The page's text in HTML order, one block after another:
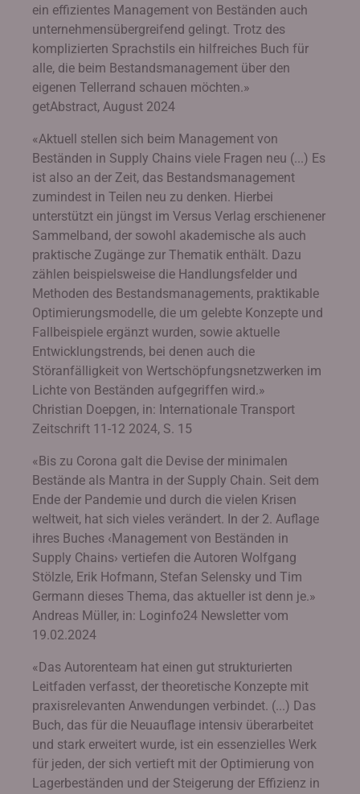
ein effizientes Management von Beständen auch
unternehmensübergreifend gelingt. Trotz des
komplizierten Sprachstils ein hilfreiches Buch für
alle, die beim Bestandsmanagement über den
eigenen Tellerrand schauen möchten.»
getAbstract, August 2024
«Aktuell stellen sich beim Management von
Beständen in Supply Chains viele Fragen neu (...) Es
ist also an der Zeit, das Bestandsmanagement
zumindest in Teilen neu zu denken. Hierbei
unterstützt ein jüngst im Versus Verlag erschienener
Sammelband, der sowohl akademische als auch
praktische Zugänge zur Thematik enthält. Dazu
zählen beispielsweise die Handlungsfelder und
Methoden des Bestandsmanagements, praktikable
Optimierungsmodelle, die um gelebte Konzepte und
Fallbeispiele ergänzt wurden, sowie aktuelle
Entwicklungstrends, bei denen auch die
Störanfälligkeit von Wertschöpfungsnetzwerken im
Lichte von Beständen aufgegriffen wird.»
Christian Doepgen, in: Internationale Transport
Zeitschrift 11-12 2024, S. 15
«Bis zu Corona galt die Devise der minimalen
Bestände als Mantra in der Supply Chain. Seit dem
Ende der Pandemie und durch die vielen Krisen
weltweit, hat sich vieles verändert. In der 2. Auflage
ihres Buches ‹Management von Beständen in
Supply Chains› vertiefen die Autoren Wolfgang
Stölzle, Erik Hofmann, Stefan Selensky und Tim
Germann dieses Thema, das aktueller ist denn je.»
Andreas Müller, in: Loginfo24 Newsletter vom
19.02.2024
«Das Autorenteam hat einen gut strukturierten
Leitfaden verfasst, der theoretische Konzepte mit
praxisrelevanten Anwendungen verbindet. (...) Das
Buch, das für die Neuauflage intensiv überarbeitet
und stark erweitert wurde, ist ein essenzielles Werk
für jeden, der sich vertieft mit der Optimierung von
Lagerbeständen und der Steigerung der Effizienz in